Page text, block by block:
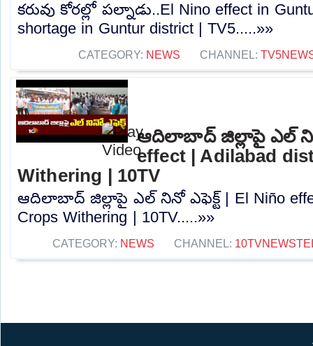
కరువు కోరల్లో పల్నాడు..El Nino effect in
shortage in Guntur district | TV5.....»»
CATEGORY: NEWS CHANNEL:
ఆదిలాబాద్ జిల్లాపై ఎల్
effect | Adilabad
Withering | 10TV
ఆదిలాబాద్ జిల్లాపై ఎల్ నినో ఎఫెక్ట్ | El Niño
Crops Withering | 10TV.....»»
CATEGORY: NEWS CHANNEL: